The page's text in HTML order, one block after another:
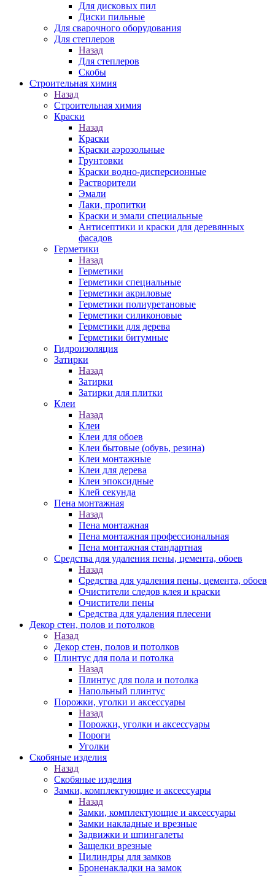
Для дисковых пил
Диски пильные
Для сварочного оборудования
Для степлеров
Назад
Для степлеров
Скобы
Строительная химия
Назад
Строительная химия
Краски
Назад
Краски
Краски аэрозольные
Грунтовки
Краски водно-дисперсионные
Растворители
Эмали
Лаки, пропитки
Краски и эмали специальные
Антисептики и краски для деревянных
фасадов
Герметики
Назад
Герметики
Герметики специальные
Герметики акриловые
Герметики полиуретановые
Герметики силиконовые
Герметики для дерева
Герметики битумные
Гидроизоляция
Затирки
Назад
Затирки
Затирки для плитки
Клеи
Назад
Клеи
Клеи для обоев
Клеи бытовые (обувь, резина)
Клеи монтажные
Клеи для дерева
Клеи эпоксидные
Клей секунда
Пена монтажная
Назад
Пена монтажная
Пена монтажная профессиональная
Пена монтажная стандартная
Средства для удаления пены, цемента, обоев
Назад
Средства для удаления пены, цемента, обоев
Очистители следов клея и краски
Очистители пены
Средства для удаления плесени
Декор стен, полов и потолков
Назад
Декор стен, полов и потолков
Плинтус для пола и потолка
Назад
Плинтус для пола и потолка
Напольный плинтус
Порожки, уголки и аксессуары
Назад
Порожки, уголки и аксессуары
Пороги
Уголки
Скобяные изделия
Назад
Скобяные изделия
Замки, комплектующие и аксессуары
Назад
Замки, комплектующие и аксессуары
Замки накладные и врезные
Задвижки и шпингалеты
Защелки врезные
Цилиндры для замков
Броненакладки на замок